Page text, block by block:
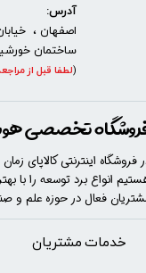
خدمات مشتریان
تخصصی
فروشگاه اینترنتی کالاپای
انواع برد توسعه را با​​​
فعال در حوزه علم و
آدرس:
اصفهان ،
ساختمان خورشید، طبقه 4،
(لطفا قبل از